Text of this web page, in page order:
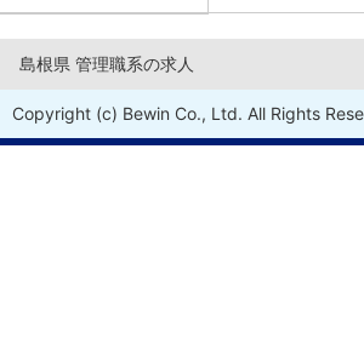
島根県 管理職系の求人
Copyright (c) Bewin Co., Ltd. All Rights